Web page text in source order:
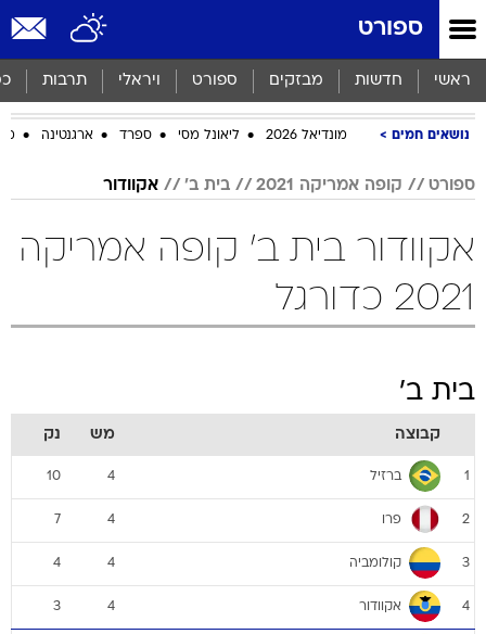
ספורט
ראשי חדשות מבזקים ספורט ויראלי תרבות
נושאים חמים מונדיאל 2026 ליאונל מסי ספרד ארגנטינה
ספורט קופה אמריקה 2021 בית ב' אקוודור
אקוודור בית ב' קופה אמריקה
2021 כדורגל
בית ב'
קבוצה מש נק
1 ברזיל 4
10
2 פרו 4
7
3 קולומביה 4
4
4 אקוודור 4
3